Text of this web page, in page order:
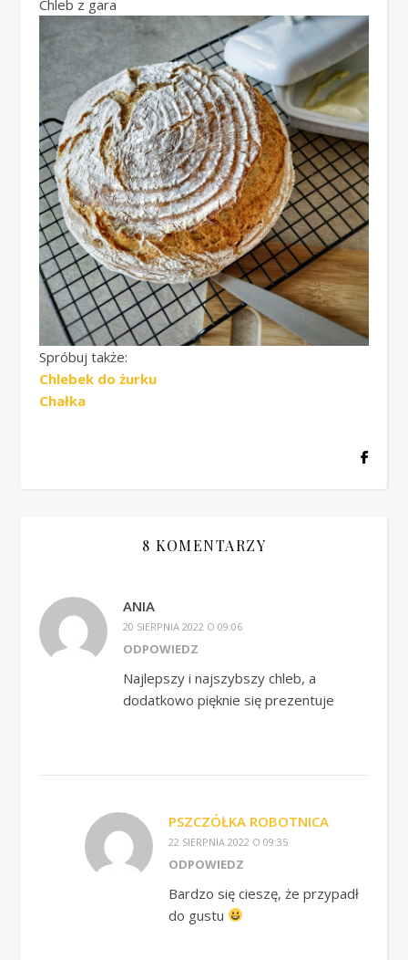
Chleb z gara
Spróbuj także:
Chlebek do żurku
Chałka
8 KOMENTARZY
ANIA
20 SIERPNIA 2022 O 09:06
ODPOWIEDZ
Najlepszy i najszybszy chleb, a
dodatkowo pięknie się prezentuje
PSZCZÓŁKA ROBOTNICA
22 SIERPNIA 2022 O 09:35
ODPOWIEDZ
Bardzo się cieszę, że przypadł
do gustu